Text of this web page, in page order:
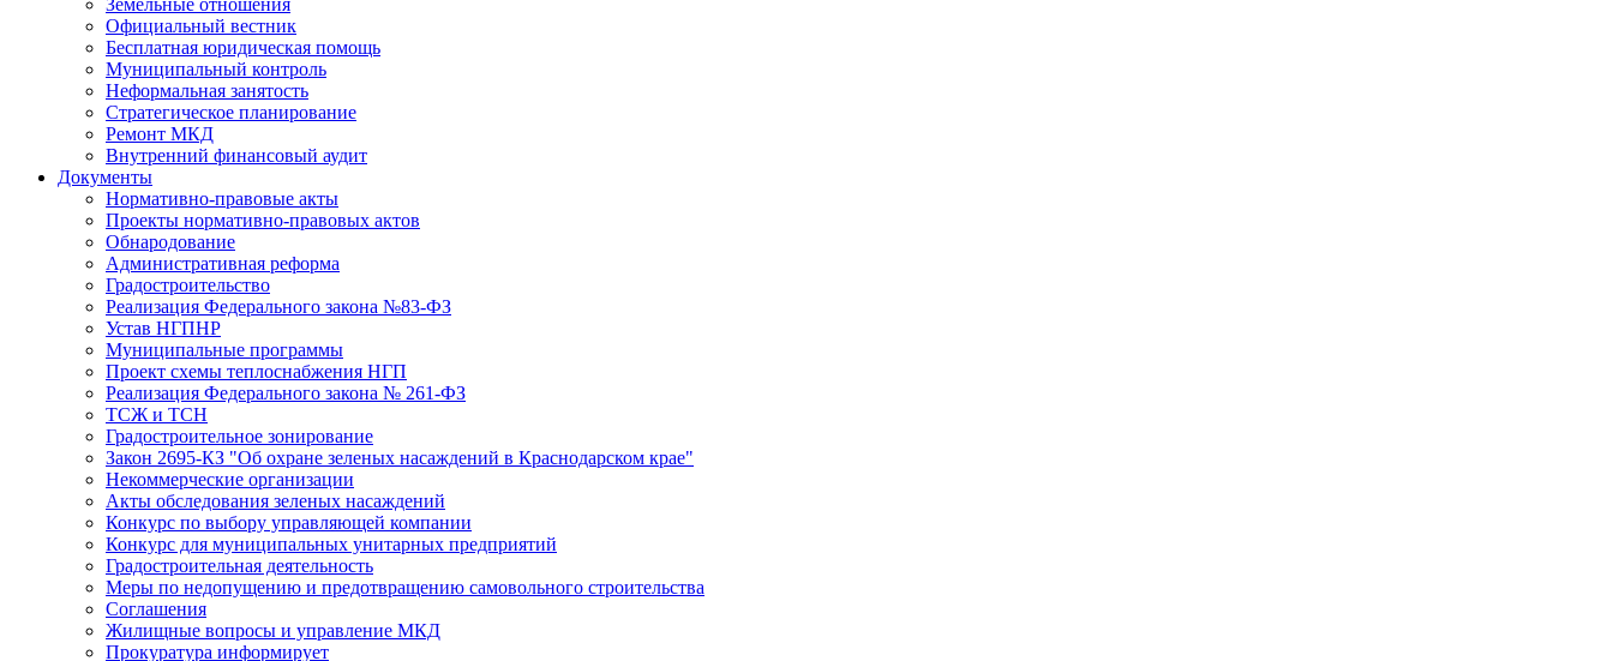
Земельные отношения
Официальный вестник
Бесплатная юридическая помощь
Муниципальный контроль
Неформальная занятость
Стратегическое планирование
Ремонт МКД
Внутренний финансовый аудит
Документы
Нормативно-правовые акты
Проекты нормативно-правовых актов
Обнародование
Административная реформа
Градостроительство
Реализация Федерального закона №83-ФЗ
Устав НГПНР
Муниципальные программы
Проект схемы теплоснабжения НГП
Реализация Федерального закона № 261-ФЗ
ТСЖ и ТСН
Градостроительное зонирование
Закон 2695-КЗ "Об охране зеленых насаждений в Краснодарском крае"
Некоммерческие организации
Акты обследования зеленых насаждений
Конкурс по выбору управляющей компании
Конкурс для муниципальных унитарных предприятий
Градостроительная деятельность
Меры по недопущению и предотвращению самовольного строительства
Соглашения
Жилищные вопросы и управление МКД
Прокуратура информирует